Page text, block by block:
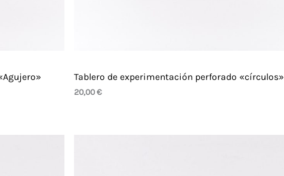
Tablero de experimentación perforado «círculos»
20,00€